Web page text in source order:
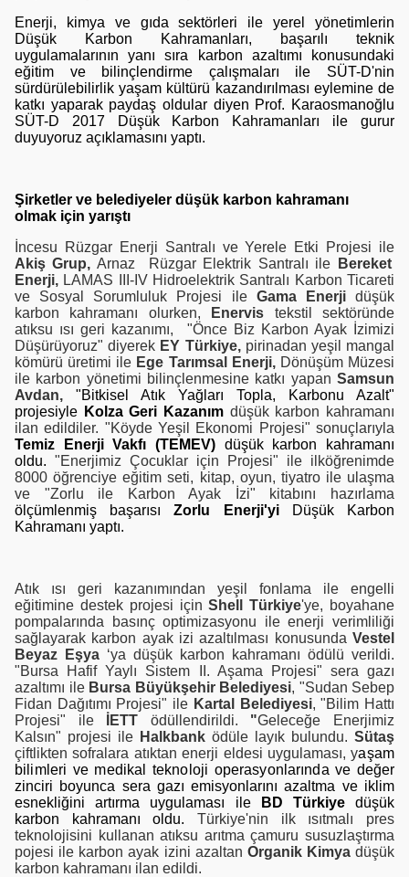
Enerji, kimya ve gıda sektörleri ile yerel yönetimlerin
Düşük Karbon Kahramanları, başarılı teknik
uygulamalarının yanı sıra karbon azaltımı konusundaki
eğitim ve bilinçlendirme çalışmaları ile SÜT-D'nin
sürdürülebilirlik yaşam kültürü kazandırılması eylemine de
katkı yaparak paydaş oldular diyen Prof. Karaosmanoğlu
SÜT-D 2017 Düşük Karbon Kahramanları ile gurur
duyuyoruz açıklamasını yaptı.
Şirketler ve belediyeler düşük karbon kahramanı
olmak için yarıştı
İncesu Rüzgar Enerji Santralı ve Yerele Etki Projesi ile
Akiş Grup, Arnaz Rüzgar Elektrik Santralı ile Bereket
Enerji, LAMAS III-IV Hidroelektrik Santralı Karbon Ticareti
ve Sosyal Sorumluluk Projesi ileGama Enerjidüşük
karbon kahramanı olurken,
Enervis tekstil sektöründe
atıksu ısı geri kazanımı, "Önce Biz Karbon Ayak İzimizi
Düşürüyoruz" diyerek EY Türkiye,pirinadan yeşil mangal
kömürü üretimi ile Ege Tarımsal Enerji, Dönüşüm Müzesi
ile karbon yönetimi bilinçlenmesine katkı yapan Samsun
Avdan, "Bitkisel Atık Yağları Topla, Karbonu Azalt"
projesiyle Kolza Geri Kazanım düşük karbon kahramanı
ilan edildiler. "Köyde Yeşil Ekonomi Projesi" sonuçlarıyla
Temiz Enerji Vakfı (TEMEV) düşük karbon kahramanı
oldu. "Enerjimiz Çocuklar için Projesi" ile ilköğrenimde
8000 öğrenciye eğitim seti, kitap, oyun, tiyatro ile ulaşma
ve "Zorlu ile Karbon Ayak İzi" kitabını hazırlama
ölçümlenmiş başarısı Zorlu Enerji'yiDüşük Karbon
Kahramanı yaptı.
Atık ısı geri kazanımından yeşil fonlama ile engelli
eğitimine destek projesi içinShell Türkiye'ye, boyahane
pompalarında basınç optimizasyonu ile enerji verimliliği
sağlayarak karbon ayak izi azaltılması konusunda Vestel
Beyaz Eşya ‘ya düşük karbon kahramanı ödülü verildi.
"Bursa Hafif Yaylı Sistem II. Aşama Projesi" sera gazı
azaltımı ile Bursa Büyükşehir Belediyesi, "Sudan Sebep
Fidan Dağıtımı Projesi" ile Kartal Belediyesi, "Bilim Hattı
Projesi" ileİETT ödüllendirildi. "Geleceğe Enerjimiz
Kalsın" projesi ile Halkbank ödüle layık bulundu. Sütaş
çiftlikten sofralara atıktan enerji eldesi uygulaması, yaşam
bilimleri ve medikal teknoloji operasyonlarında ve değer
zinciri boyunca sera gazı emisyonlarını azaltma ve iklim
esnekliğini artırma uygulaması ile
BD Türkiyedüşük
karbon kahramanı oldu. Türkiye'nin ilk ısıtmalı pres
teknolojisini kullanan atıksu arıtma çamuru susuzlaştırma
pojesi ile karbon ayak izini azaltan Organik Kimya düşük
karbon kahramanı ilan edildi.